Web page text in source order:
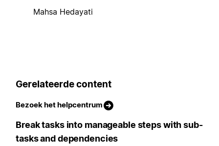
Mahsa Hedayati
Gerelateerde content
Bezoek het helpcentrum
Break tasks into manageable steps with sub-
tasks and dependencies